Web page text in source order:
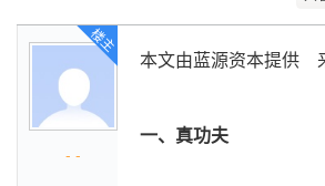
- -
楼主
本文由蓝源资本提供
一、真功夫